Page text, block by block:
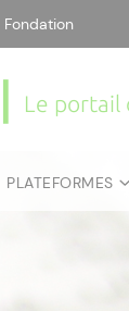
Fondation
Le portail
PLATEFORMES